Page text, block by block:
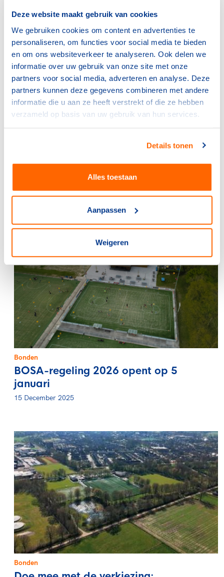
Deze website maakt gebruik van cookies
We gebruiken cookies om content en advertenties te
personaliseren, om functies voor social media te bieden
en om ons websiteverkeer te analyseren. Ook delen we
informatie over uw gebruik van onze site met onze
partners voor social media, adverteren en analyse. Deze
partners kunnen deze gegevens combineren met andere
informatie die u aan ze heeft verstrekt of die ze hebben
verzameld op basis van uw gebruik van hun services.
Details tonen
Alles toestaan
Aanpassen
Weigeren
De 4 v’s worden verplicht in
Eindhoven: “De sport is van ons
05 Maart 2026
Bonden
BOSA-regeling 2026 opent op 5
januari
15 December 2025
Bonden